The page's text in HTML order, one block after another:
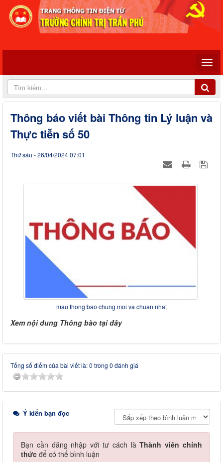
Thông báo viết bài Thông tin Lý luận và
Thực tiễn số 50
Thứ sáu - 26/04/2024 07:01
mau thong bao chung moi va chuan nhat
Xem nội dung Thông bào tại đây
Tổng số điểm của bài viết là: 0 trong 0 đánh giá
Ý kiến bạn đọc
Bạn cần đăng nhập với tư cách làThành viên chính
thức để có thể bình luận